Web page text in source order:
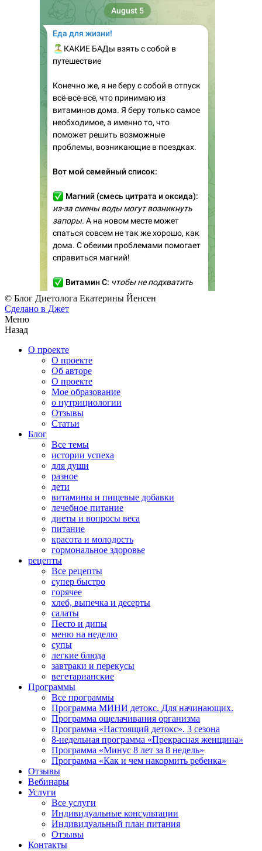
© Блог Диетолога Екатерины Йенсен
Сделано в Джет
Меню
Назад
О проекте
О проекте
Об авторе
О проекте
Мое образование
о нутрициологии
Отзывы
Статьи
Блог
Все темы
истории успеха
для души
разное
дети
витамины и пищевые добавки
лечебное питание
диеты и вопросы веса
питание
красота и молодость
гормональное здоровье
рецепты
Все рецепты
супер быстро
горячее
хлеб, выпечка и десерты
салаты
Песто и дипы
меню на неделю
супы
легкие блюда
завтраки и перекусы
вегетарианские
Программы
Все программы
Программа МИНИ детокс. Для начинающих.
Программа ощелачивания организма
Программа «Настоящий детокс». 3 сезона
8-недельная программа «Прекрасная женщина»
Программа «Минус 8 лет за 8 недель»
Программа «Как и чем накормить ребенка»
Отзывы
Вебинары
Услуги
Все услуги
Индивидуальные консультации
Индивидуальный план питания
Отзывы
Контакты